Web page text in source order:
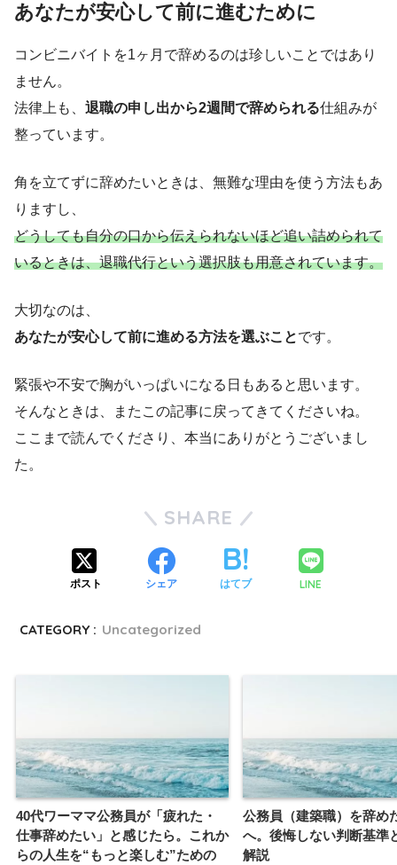
あなたが安心して前に進むために
コンビニバイトを1ヶ月で辞めるのは珍しいことではあり
ません。
法律上も、 退職の申し出から2週間で辞められる仕組みが
整っています。
角を立てずに辞めたいときは、無難な理由を使う方法もあ
りますし、
どうしても自分の口から伝えられないほど追い詰められて
いるときは、退職代行という選択肢も用意されています。
大切なのは、
あなたが安心して前に進める方法を選ぶことです。
緊張や不安で胸がいっぱいになる日もあると思います。
そんなときは、またこの記事に戻ってきてくださいね。
ここまで読んでくださり、本当にありがとうございまし
た。
SHARE
ポスト シェア はてブ LINE
CATEGORY : Uncategorized
40代ワーママ公務員が「疲れた・
仕事辞めたい」と感じたら。これか
らの人生を“もっと楽しむ”ための
公務員（建築職）を辞め
へ。後悔しない判断基準
解説